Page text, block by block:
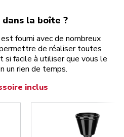
la boîte ?
est fourni avec de nombreux
de réaliser toutes
facile à utiliser que vous le
un rien de temps.
inclus